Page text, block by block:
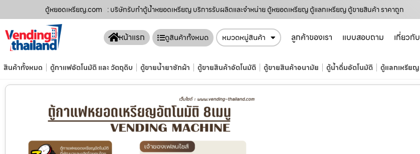
ตู้หยอดเหรียญ.com : บริษัทรับทำตู้น้ำหยอดเหรียญ บริการรับผลิตและจำหน่าย ตู้หยอดเหรียญ ตู้แลกเหรียญ ตู้ขายสินค้า ราคาถูก
หน้าแรก ดูสินค้าทั้งหมด หมวดหมู่สินค้า ลูกค้าของเรา แบบสอบถาม เกี่ยวกับ
สินค้าทั้งหมด ตู้กาแฟอัตโนมัติ และ วัตถุดิบ ตู้ขายน้ำยาซักผ้า ตู้ขายสินค้าอัตโนมัติ ตู้ขายสินค้าอนามัย ตู้น้ำดื่มอัตโนมัติ ตู้แลกเหรียญ